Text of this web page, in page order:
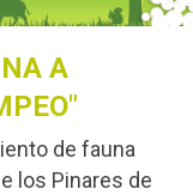
A
de fauna
los Pinares de